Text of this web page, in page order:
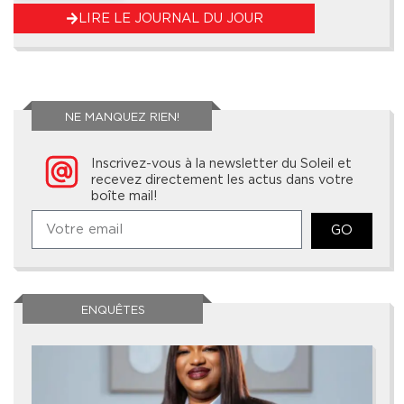
LIRE LE JOURNAL DU JOUR
NE MANQUEZ RIEN!
Inscrivez-vous à la newsletter du Soleil et
recevez directement les actus dans votre
boîte mail!
GO
ENQUÊTES